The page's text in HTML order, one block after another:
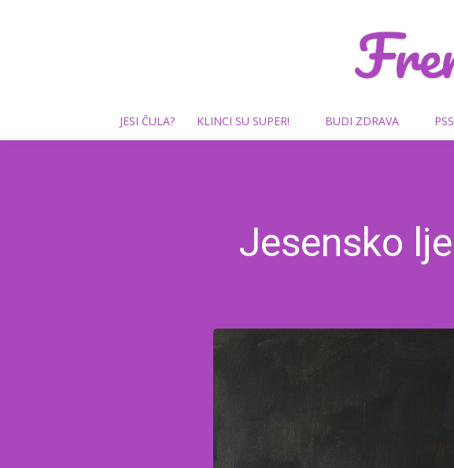
JESI ČULA? KLINCI SU SUPER! BUDI ZDRAVA
Jesensko